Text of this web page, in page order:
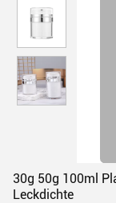
30g 50g 100ml
Leckdichte